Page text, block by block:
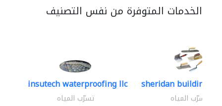
الخدمات المتوفرة من نفس التصنيف
insutech waterproofing llc
تسرّب المياه
sheridan building
تسرّب المياه